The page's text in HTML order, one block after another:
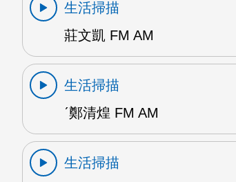
生活掃描
莊文凱 FM AM
生活掃描
ˊ鄭清煌 FM AM
生活掃描